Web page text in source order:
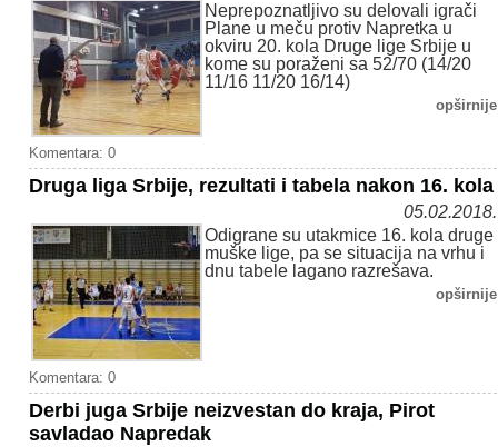
Neprepoznatljivo su delovali igrači
Plane u meču protiv Napretka u
okviru 20. kola Druge lige Srbije u
kome su poraženi sa 52/70 (14/20
11/16 11/20 16/14)
opširnije
Komentara: 0
Druga liga Srbije, rezultati i tabela nakon 16. kola
05.02.2018.
Odigrane su utakmice 16. kola druge
muške lige, pa se situacija na vrhu i
dnu tabele lagano razrešava.
opširnije
Komentara: 0
Derbi juga Srbije neizvestan do kraja, Pirot
savladao Napredak